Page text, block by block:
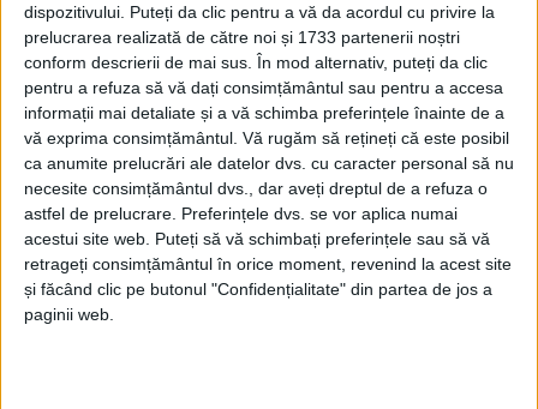
dispozitivului. Puteți da clic pentru a vă da acordul cu privire la
prelucrarea realizată de către noi și 1733 partenerii noștri
conform descrierii de mai sus. În mod alternativ, puteți da clic
pentru a refuza să vă dați consimțământul sau pentru a accesa
informații mai detaliate și a vă schimba preferințele înainte de a
vă exprima consimțământul. Vă rugăm să rețineți că este posibil
ca anumite prelucrări ale datelor dvs. cu caracter personal să nu
necesite consimțământul dvs., dar aveți dreptul de a refuza o
astfel de prelucrare. Preferințele dvs. se vor aplica numai
acestui site web. Puteți să vă schimbați preferințele sau să vă
retrageți consimțământul în orice moment, revenind la acest site
și făcând clic pe butonul "Confidențialitate" din partea de jos a
paginii web.
La mulți ani, Ringo!
Doru Popovici - 10 iulie 2026